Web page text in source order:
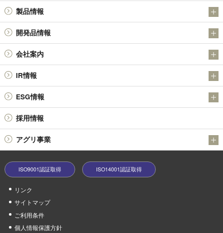
お知らせ
IR
製品情報
アンチモン製品
金属粉末製品（日本アトマイズ加工株式会社）
その他の製品
技術情報
開発品情報
日本精鉱（株）の金属硫化物SULMICSシリーズの開発について
日本精鉱（株）の四酸化アンチモン
会社案内
会社概要
社長メッセージ
基本理念・経営理念
役員体制
会社沿革
IR情報
決算短信
有価証券報告書 / 半期報告書 / 四半期報告書
株主総会
報告書 / 中間報告書 / 株主アンケート
業績ハイライト
中期経営戦略等
電子公告
コーポレートガバナンス
ESG情報
品質環境方針
環境への取り組み
社会貢献活動
採用情報
アグリ事業
minoriファームやぶ
ISO9001認証取得 ISO14001認証取得
リンク
サイトマップ
ご利用条件
個人情報保護方針